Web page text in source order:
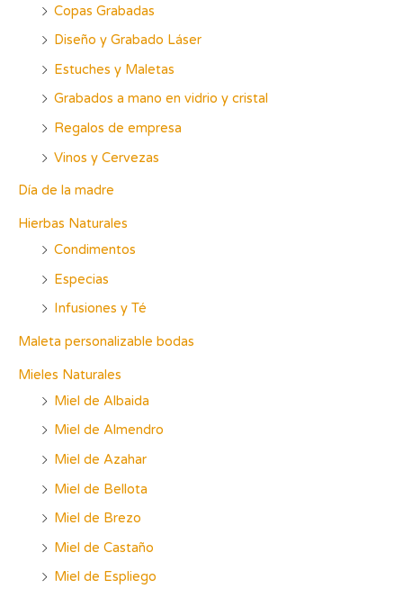
Copas Grabadas
Diseño y Grabado Láser
Estuches y Maletas
Grabados a mano en vidrio y cristal
Regalos de empresa
Vinos y Cervezas
Día de la madre
Hierbas Naturales
Condimentos
Especias
Infusiones y Té
Maleta personalizable bodas
Mieles Naturales
Miel de Albaida
Miel de Almendro
Miel de Azahar
Miel de Bellota
Miel de Brezo
Miel de Castaño
Miel de Espliego